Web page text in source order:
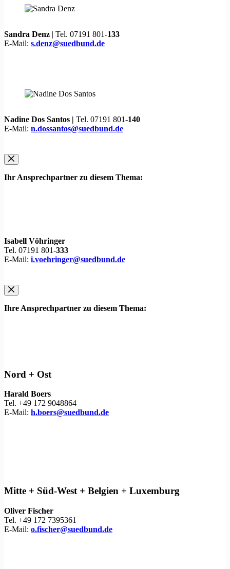
Sandra Denz | Tel. 07191 801-133
E-Mail: s.denz@suedbund.de
Nadine Dos Santos | Tel. 07191 801-140
E-Mail: n.dossantos@suedbund.de
Ihr Ansprechpartner zu diesem Thema:
Isabell Vöhringer
Tel. 07191 801-333
E-Mail: i.voehringer@suedbund.de
Ihre Ansprechpartner zu diesem Thema:
Nord + Ost
Harald Boers
Tel. +49 172 9048864
E-Mail: h.boers@suedbund.de
Mitte + Süd-West + Belgien + Luxemburg
Oliver Fischer
Tel. +49 172 7395361
E-Mail: o.fischer@suedbund.de